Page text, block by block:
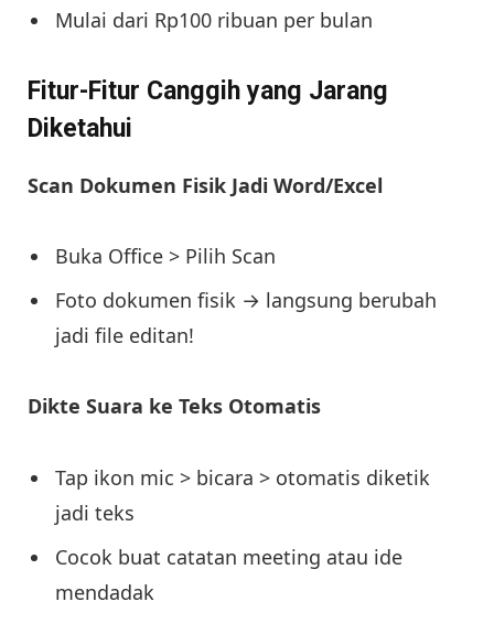
Mulai dari Rp100 ribuan per bulan
Fitur-Fitur Canggih yang Jarang
Diketahui
Scan Dokumen Fisik Jadi Word/Excel
Buka Office > Pilih Scan
Foto dokumen fisik → langsung berubah
jadi file editan!
Dikte Suara ke Teks Otomatis
Tap ikon mic > bicara > otomatis diketik
jadi teks
Cocok buat catatan meeting atau ide
mendadak